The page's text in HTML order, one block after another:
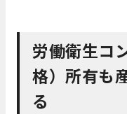
労働衛生コ
格）所有も
る